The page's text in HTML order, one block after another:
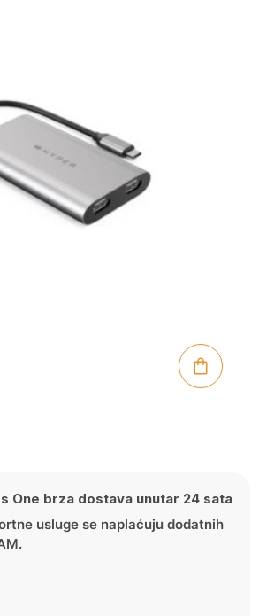
One brza dostava unutar 24 sata
usluge se naplaćuju dodatnih